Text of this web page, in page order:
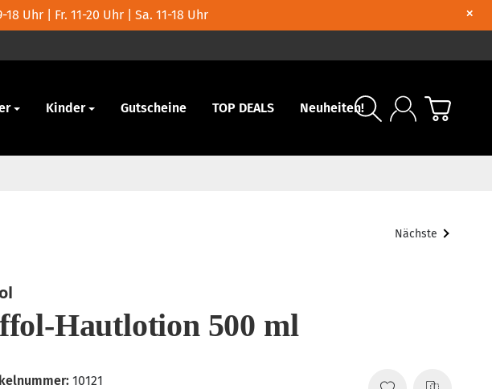
Uhr | Fr. 11-20 Uhr | Sa. 11-18 Uhr ×
Kinder Gutscheine TOP DEALS Neuheiten!
Nächste
Hautlotion 500 ml
10121